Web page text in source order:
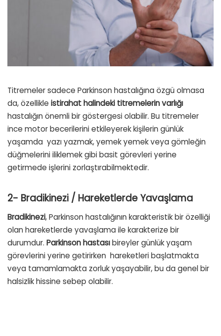
Titremeler sadece Parkinson hastalığına özgü olmasa
da, özellikle istirahat halindeki titremelerin varlığı
hastalığın önemli bir göstergesi olabilir. Bu titremeler
ince motor becerilerini etkileyerek kişilerin günlük
yaşamda yazı yazmak, yemek yemek veya gömleğin
düğmelerini iliklemek gibi basit görevleri yerine
getirmede işlerini zorlaştırabilmektedir.
2- Bradikinezi / Hareketlerde Yavaşlama
Bradikinezi, Parkinson hastalığının karakteristik bir özelliği
olan hareketlerde yavaşlama ile karakterize bir
durumdur. Parkinson hastasıbireyler günlük yaşam
görevlerini yerine getirirken hareketleri başlatmakta
veya tamamlamakta zorluk yaşayabilir, bu da genel bir
halsizlik hissine sebep olabilir.